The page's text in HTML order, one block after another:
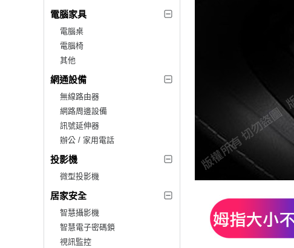
電腦家具
電腦桌
電腦椅
其他
網通設備
無線路由器
網路周邊設備
訊號延伸器
辦公 / 家用電話
投影機
微型投影機
居家安全
智慧攝影機
智慧電子密碼鎖
視訊監控